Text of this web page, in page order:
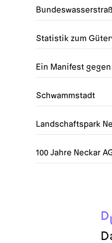
Statistik zum
Ein Manifest
Schwammstadt
Landschaftspark
100 Jahre Neckar
D